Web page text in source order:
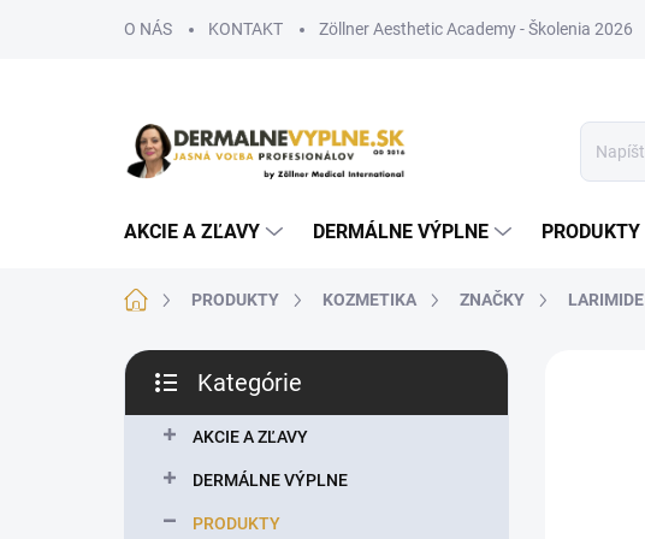
O NÁS KONTAKT Zöllner Aesthetic Academy - Školenia 2026
AKCIE A ZĽAVY DERMÁLNE VÝPLNE PRODUKTY
DomovPRODUKTY KOZMETIKA ZNAČKY LARIMIDE
B
č
kategórie
Kategórie
AKCIE A ZĽAVY
DERMÁLNE VÝPLNE
PRODUKTY